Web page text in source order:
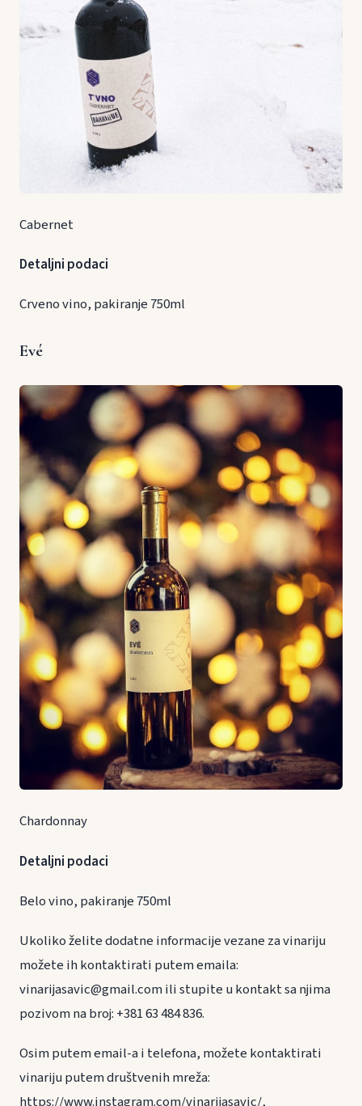
Cabernet
Detaljni podaci
Crveno vino, pakiranje 750ml
Evé
Chardonnay
Detaljni podaci
Belo vino, pakiranje 750ml
Ukoliko želite dodatne informacije vezane za vinariju
možete ih kontaktirati putem emaila:
vinarijasavic@gmail.com ili stupite u kontakt sa njima
pozivom na broj: +381 63 484 836.
Osim putem email-a i telefona, možete kontaktirati
vinariju putem društvenih mreža:
https://www.instagram.com/vinarijasavic/,